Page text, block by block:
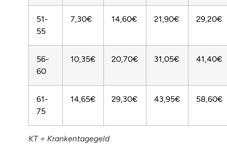
51-
55
7,30€ 14,60€ 21,90€ 29,20€
56-
60
10,35€ 20,70€ 31,05€ 41,40€
61-
75
14,65€ 29,30€ 43,95€ 58,60€
KT = Krankentagegeld